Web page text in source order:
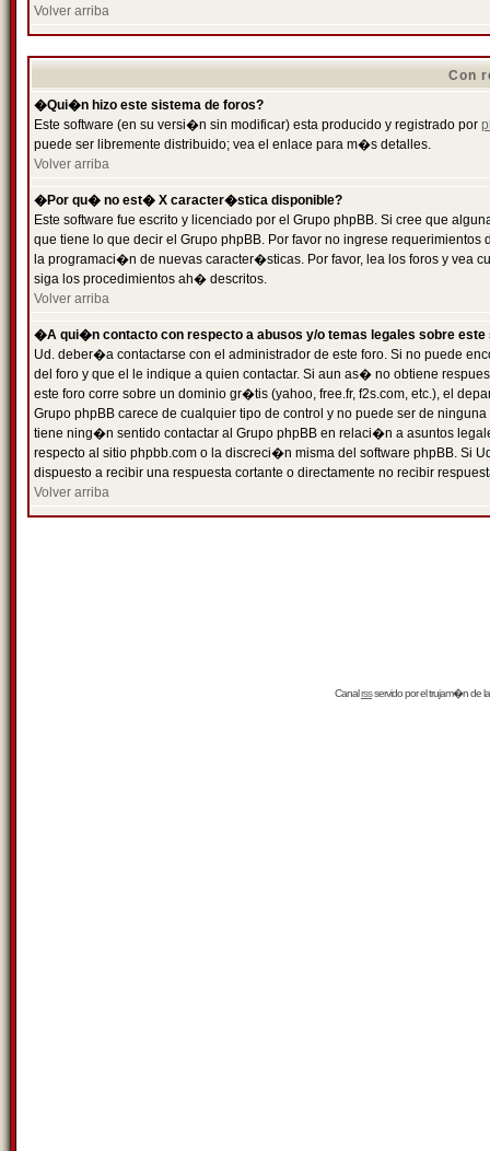
Volver arriba
Con
�Qui�n hizo este sistema de foros?
Este software (en su versi�n sin modificar) esta producido y registrado por
puede ser libremente distribuido; vea el enlace para m�s detalles.
Volver arriba
�Por qu� no est� X caracter�stica disponible?
Este software fue escrito y licenciado por el Grupo phpBB. Si cree que
que tiene lo que decir el Grupo phpBB. Por favor no ingrese
la programaci�n de nuevas caracter�sticas. Por favor, lea los foros y vea
siga los procedimientos ah� descritos.
Volver arriba
�A qui�n contacto con respecto a abusos y/o temas legales sobre este
Ud. deber�a contactarse con el administrador de este foro. Si no puede
del foro y que el le indique a quien contactar. Si aun as� no obtiene
este foro corre sobre un dominio gr�tis (yahoo, free.fr, f2s.com, etc.), el
Grupo phpBB carece de cualquier tipo de control y no puede ser de
tiene ning�n sentido contactar al Grupo phpBB en relaci�n a asuntos
respecto al sitio phpbb.com o la discreci�n misma del software phpBB. Si
dispuesto a recibir una respuesta cortante o directamente no recibir
Volver arriba
Canalrssservido por eltrujam�nde